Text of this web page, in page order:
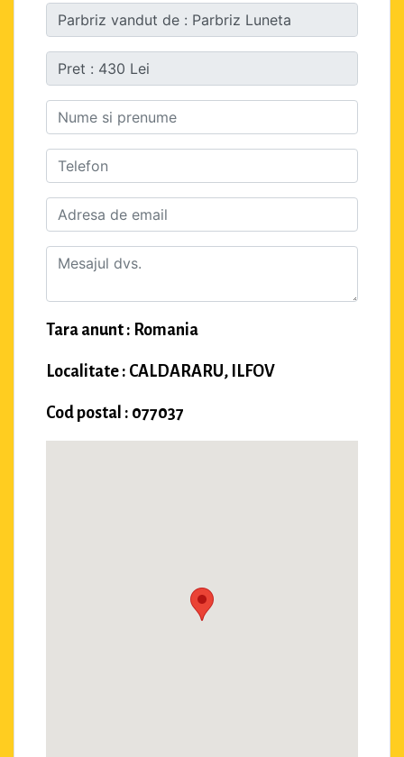
Tara anunt : Romania
Localitate : CALDARARU, ILFOV
Cod postal : 077037